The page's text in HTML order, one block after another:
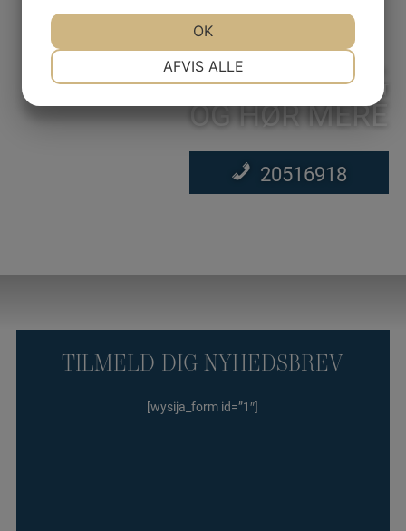
RING I DAG
OG HØR MERE
20516918
TILMELD DIG NYHEDSBREV
[wysija_form id=”1″]
STATISTIK
AFVIS ALLE
OK